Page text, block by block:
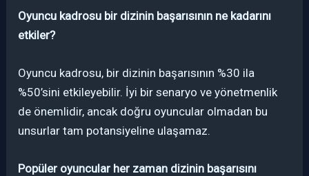
Oyuncu kadrosu bir dizinin başarısının ne kadarını
etkiler?
Oyuncu kadrosu, bir dizinin başarısının %30 ila
%50’sini etkileyebilir. İyi bir senaryo ve yönetmenlik
de önemlidir, ancak doğru oyuncular olmadan bu
unsurlar tam potansiyeline ulaşamaz.
Popüler oyuncular her zaman dizinin başarısını